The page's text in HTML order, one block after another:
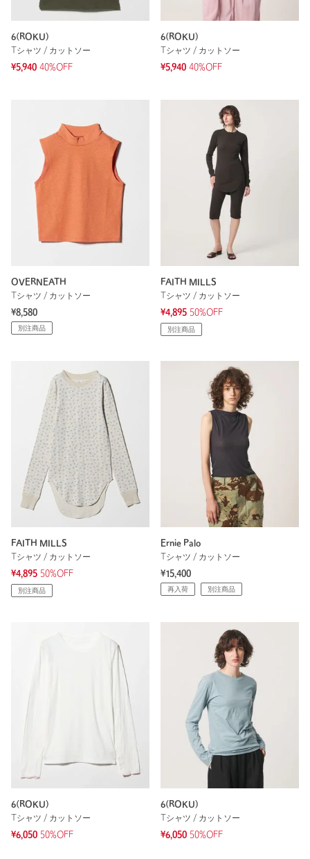
6(ROKU)
Tシャツ / カットソー
¥5,940 40%OFF
6(ROKU)
Tシャツ / カットソー
¥5,940 40%OFF
OVERNEATH
Tシャツ / カットソー
¥8,580
別注商品
FAITH MILLS
Tシャツ / カットソー
¥4,895 50%OFF
別注商品
FAITH MILLS
Tシャツ / カットソー
¥4,895 50%OFF
別注商品
Ernie Palo
Tシャツ / カットソー
¥15,400
再入荷 別注商品
6(ROKU)
Tシャツ / カットソー
¥6,050 50%OFF
6(ROKU)
Tシャツ / カットソー
¥6,050 50%OFF